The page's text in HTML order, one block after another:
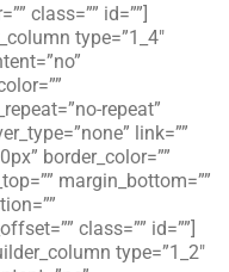
class=”” id=””]
type=”1_4″
repeat”
link=””
border_color=””
margin_bottom=””
class=”” id=””]
type=”1_2″